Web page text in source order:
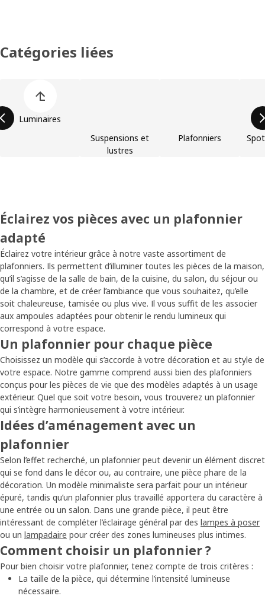
Catégories liées
Luminaires
Suspensions et
lustres
Plafonniers
Éclairez vos pièces avec un plafonnier
adapté
Éclairez votre intérieur grâce à notre vaste assortiment de
plafonniers. Ils permettent d’illuminer toutes les pièces de la maison,
qu’il s’agisse de la salle de bain, de la cuisine, du salon, du séjour ou
de la chambre, et de créer l’ambiance que vous souhaitez, qu’elle
soit chaleureuse, tamisée ou plus vive. Il vous suffit de les associer
aux ampoules adaptées pour obtenir le rendu lumineux qui
correspond à votre espace.
Un plafonnier pour chaque pièce
Choisissez un modèle qui s’accorde à votre décoration et au style de
votre espace. Notre gamme comprend aussi bien des plafonniers
conçus pour les pièces de vie que des modèles adaptés à un usage
extérieur. Quel que soit votre besoin, vous trouverez un plafonnier
qui s’intègre harmonieusement à votre intérieur.
Idées d’aménagement avec un
plafonnier
Selon l’effet recherché, un plafonnier peut devenir un élément discret
qui se fond dans le décor ou, au contraire, une pièce phare de la
décoration. Un modèle minimaliste sera parfait pour un intérieur
épuré, tandis qu’un plafonnier plus travaillé apportera du caractère à
une entrée ou un salon. Dans une grande pièce, il peut être
intéressant de compléter l’éclairage général par des lampes à poser
ou un lampadaire pour créer des zones lumineuses plus intimes.
Comment choisir un plafonnier ?
Pour bien choisir votre plafonnier, tenez compte de trois critères :
La taille de la pièce, qui détermine l’intensité lumineuse
nécessaire.